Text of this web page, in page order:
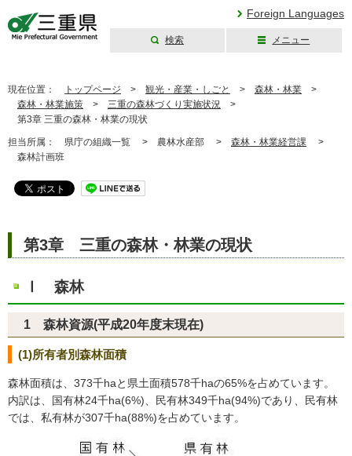
Foreign Languages
検索 メニュー
現在位置： トップページ > 観光・産業・しごと > 森林・林業 >
森林・林業施策 > 三重の森林づくり実施状況 >
第3章 三重の森林・林業の現状
担当所属： 県庁の組織一覧 > 農林水産部 > 森林・林業経営課 >
森林計画班
第3章 三重の森林・林業の現状
Ⅰ 森林
1 森林資源(平成20年度末現在)
(1)所有者別森林面積
森林面積は、373千haと県土面積578千haの65%を占めています。
内訳は、国有林24千ha(6%)、民有林349千ha(94%)であり、民有林
では、私有林が307千ha(88%)を占めています。